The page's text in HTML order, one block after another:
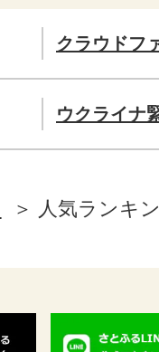
クラウドフ
ウクライナ
人気ランキ